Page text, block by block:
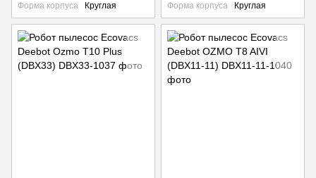
Форма корпуса Круглая Форма корпуса Круглая